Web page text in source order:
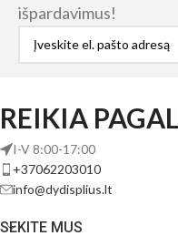
išpardavimus!
REIKIA
I-V 8:00-17:00
+37062203010
info@dydisplius.lt
SEKITE MUS